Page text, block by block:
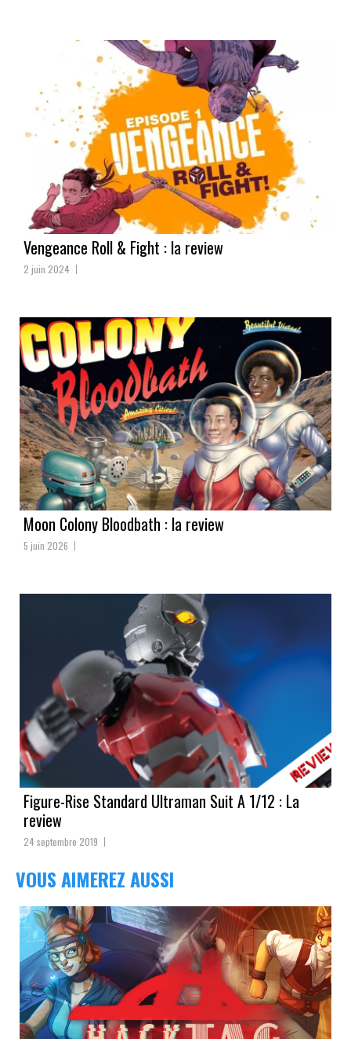
Vengeance Roll & Fight : la review
2 juin 2024
Moon Colony Bloodbath : la review
5 juin 2026
Figure-Rise Standard Ultraman Suit A 1/12 : La
review
24 septembre 2019
VOUS AIMEREZ AUSSI